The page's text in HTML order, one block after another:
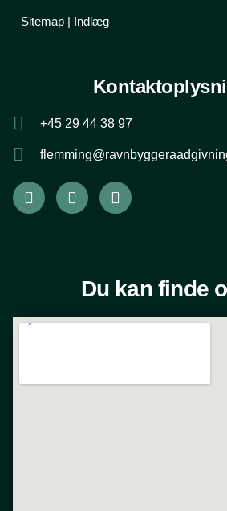
Sitemap | Indlæg
+45 29 44 38 97
Du kan finde